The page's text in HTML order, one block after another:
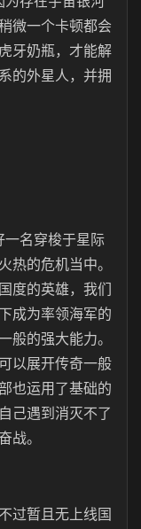
微一个卡顿都会
牙奶瓶，才能解
的外星人，并拥
名穿梭于星际
热的危机当中。
度的英雄，我们
成为率领海军的
般的强大能力。
以展开传奇一般
也运用了基础的
己遇到消灭不了
战。
过暂且无上线国